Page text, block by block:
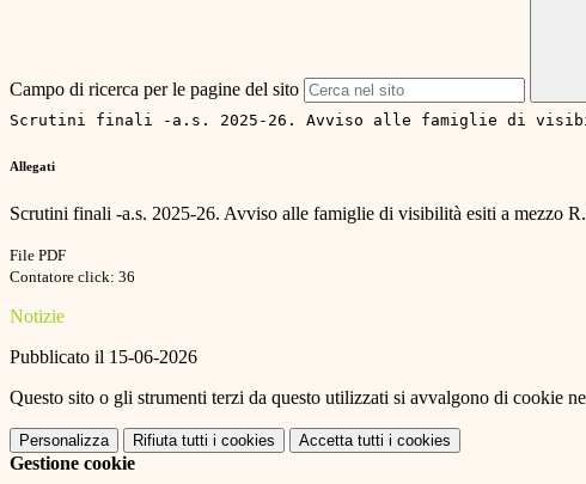
Campo di ricerca per le pagine del sito
Scrutini finali -a.s. 2025-26. Avviso alle famiglie di
Allegati
Scrutini finali -a.s. 2025-26. Avviso alle famiglie di visibilità esiti a mezzo
File PDF
Contatore click: 36
Notizie
Pubblicato il 15-06-2026
Questo sito o gli strumenti terzi da questo utilizzati si avvalgono di cookie
Personalizza Rifiuta tutti i cookies Accetta tutti i cookies
Gestione cookie